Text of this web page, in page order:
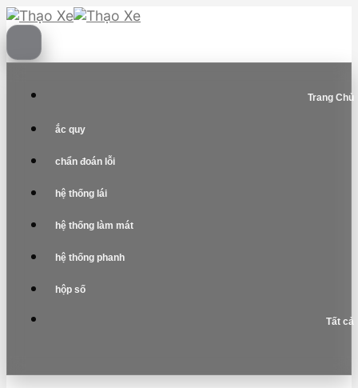
Skip
to
content
Trang Chủ
ắc quy
chẩn đoán lỗi
hệ thống lái
hệ thống làm mát
hệ thống phanh
hộp số
Tất cả